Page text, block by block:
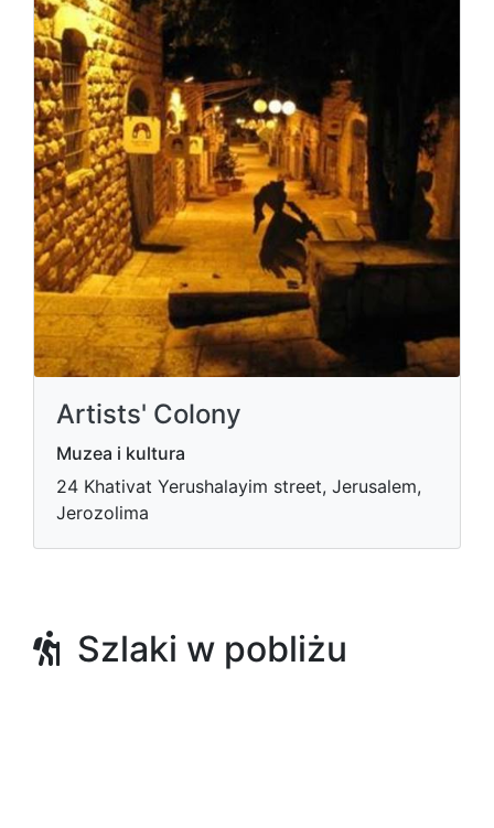
Artists' Colony
Muzea i kultura
24 Khativat Yerushalayim street, Jerusalem,
Jerozolima
Szlaki w pobliżu